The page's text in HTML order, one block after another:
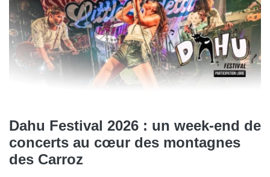
Dahu Festival 2026 : un week-end de
concerts au cœur des montagnes
des Carroz